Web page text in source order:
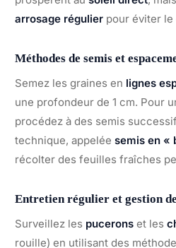
arrosage régulier pour éviter
Méthodes de semis et
Semez les graines en lignes
une profondeur de 1 cm. Pour
procédez à des semis
technique, appelée semis en «
récolter des feuilles fraîches
Entretien régulier et gestion
Surveillez les pucerons et les
rouille) en utilisant des